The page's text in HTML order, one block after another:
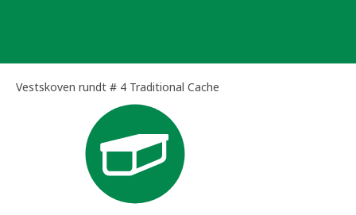
Vestskoven rundt # 4 Traditional Cache